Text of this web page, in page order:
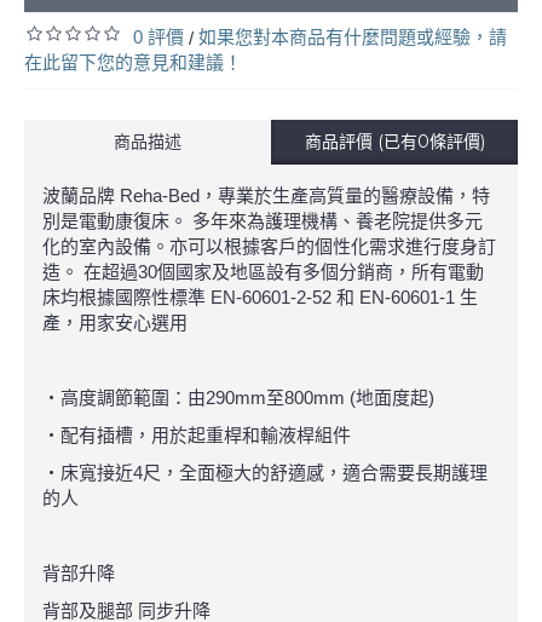
0 評價 / 如果您對本商品有什麼問題或經驗，請
在此留下您的意見和建議！
商品描述 商品評價 (已有0條評價)
波蘭品牌 Reha-Bed，專業於生產高質量的醫療設備，特
別是電動康復床。 多年來為護理機構、養老院提供多元
化的室內設備。亦可以根據客戶的個性化需求進行度身訂
造。 在超過30個國家及地區設有多個分銷商，所有電動
床均根據國際性標準 EN-60601-2-52 和 EN-60601-1 生
產，用家安心選用
・高度調節範圍：由290mm至800mm (地面度起)
・配有插槽，用於起重桿和輸液桿組件
・床寬接近4尺，全面極大的舒適感，適合需要長期護理
的人
背部升降
背部及腿部 同步升降